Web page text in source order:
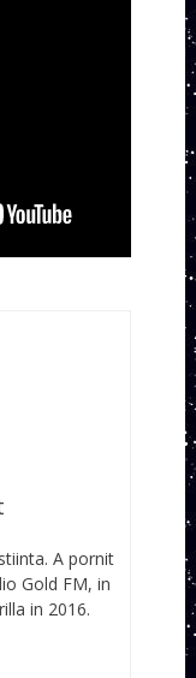
A pornit
Gold FM, in
in 2016.